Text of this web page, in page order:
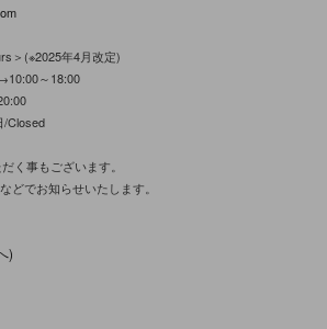
＞(※2025年4月改定)
～18:00
Closed
く事もございます。
どでお知らせいたします。
)